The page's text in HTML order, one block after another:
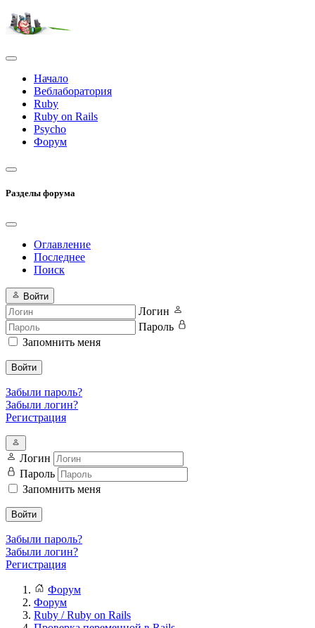
Начало
Веблаборатория
Ruby
Ruby on Rails
Psycho
Форум
Разделы форума
Оглавление
Последнее
Поиск
Войти
Логин
Пароль
Запомнить меня
Войти
Забыли пароль?
Забыли логин?
Регистрация
Логин
Пароль
Запомнить меня
Войти
Забыли пароль?
Забыли логин?
Регистрация
Форум
Форум
Ruby / Ruby on Rails